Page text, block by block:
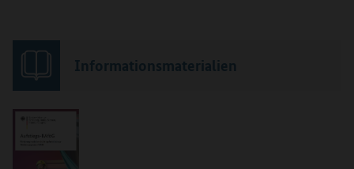
Informationsmaterialien